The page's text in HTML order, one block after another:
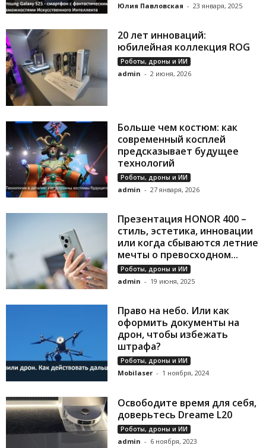
Юлия Павловская - 23 января, 2025
20 лет инноваций:
юбилейная коллекция ROG
Роботы, дроны и ИИ
admin - 2 июня, 2026
Больше чем костюм: как
современный косплей
предсказывает будущее
технологий
Роботы, дроны и ИИ
admin - 27 января, 2026
Презентация HONOR 400 –
стиль, эстетика, инновации
или когда сбываются летние
мечты о превосходном...
Роботы, дроны и ИИ
admin - 19 июня, 2025
Право на небо. Или как
оформить документы на
дрон, чтобы избежать
штрафа?
Роботы, дроны и ИИ
Mobilaser - 1 ноября, 2024
Освободите время для себя,
доверьтесь Dreame L20
Роботы, дроны и ИИ
admin - 6 ноября, 2023